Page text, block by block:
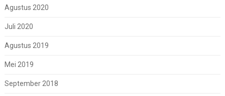
Agustus 2020
Juli 2020
Agustus 2019
Mei 2019
September 2018